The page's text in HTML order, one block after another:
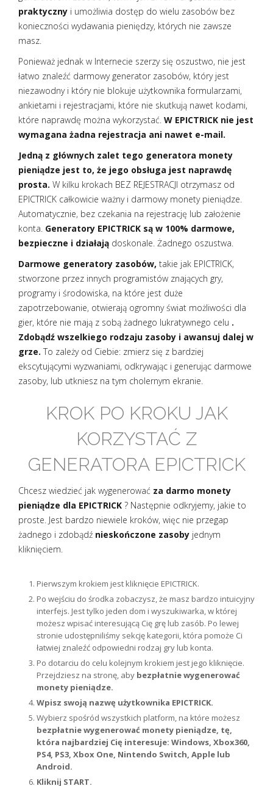
praktyczny i umożliwia dostęp do wielu zasobów bez
konieczności wydawania pieniędzy, których nie zawsze
masz.
Ponieważ jednak w Internecie szerzy się oszustwo, nie jest
łatwo znaleźć darmowy generator zasobów, który jest
niezawodny i który nie blokuje użytkownika formularzami,
ankietami i rejestracjami, które nie skutkują nawet kodami,
które naprawdę można wykorzystać. W EPICTRICK nie jest
wymagana żadna rejestracja ani nawet e-mail.
Jedną z głównych zalet tego generatora monety
pieniądze jest to, że jego obsługa jest naprawdę
prosta. W kilku krokach BEZ REJESTRACJI otrzymasz od
EPICTRICK całkowicie ważny i darmowy monety pieniądze.
Automatycznie, bez czekania na rejestrację lub założenie
konta. Generatory EPICTRICK są w 100% darmowe,
bezpieczne i działają doskonale. Żadnego oszustwa.
Darmowe generatory zasobów, takie jak EPICTRICK,
stworzone przez innych programistów znających gry,
programy i środowiska, na które jest duże
zapotrzebowanie, otwierają ogromny świat możliwości dla
gier, które nie mają z sobą żadnego lukratywnego celu .
Zdobądź wszelkiego rodzaju zasoby i awansuj dalej w
grze. To zależy od Ciebie: zmierz się z bardziej
ekscytującymi wyzwaniami, odkrywając i generując darmowe
zasoby, lub utkniesz na tym cholernym ekranie.
KROK PO KROKU JAK
KORZYSTAĆ Z
GENERATORA EPICTRICK
Chcesz wiedzieć jak wygenerować za darmo monety
pieniądze dla EPICTRICK ? Następnie odkryjemy, jakie to
proste. Jest bardzo niewiele kroków, więc nie przegap
żadnego i zdobądź nieskończone zasoby jednym
kliknięciem.
Pierwszym krokiem jest kliknięcie EPICTRICK.
Po wejściu do środka zobaczysz, że masz bardzo intuicyjny
interfejs. Jest tylko jeden dom i wyszukiwarka, w której
możesz wpisać interesującą Cię grę lub zasób. Po lewej
stronie udostępniliśmy sekcję kategorii, która pomoże Ci
łatwiej znaleźć odpowiedni rodzaj gry lub konta.
Po dotarciu do celu kolejnym krokiem jest jego kliknięcie.
Przejdziesz na stronę, aby bezpłatnie wygenerować
monety pieniądze.
Wpisz swoją nazwę użytkownika EPICTRICK.
Wybierz spośród wszystkich platform, na które możesz
bezpłatnie wygenerować monety pieniądze, tę,
która najbardziej Cię interesuje: Windows, Xbox360,
PS4, PS3, Xbox One, Nintendo Switch, Apple lub
Android.
Kliknij START.